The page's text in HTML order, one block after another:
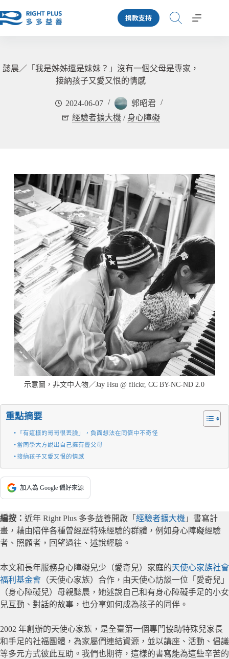
至
容
捐款支持
懿晨／「我是姊姊還是妹妹？」沒有一個父母是專家，
接納孩子又愛又恨的情感
2024-06-07
郭昭君
經驗者擴大機 / 身心障礙
示意圖，非文中人物／Jay Hsu @ flickr, CC BY-NC-ND 2.0
重點摘要
「有這樣的哥哥很丟臉」，負面想法在同儕中不奇怪
當同學大方說出自己擁有聾父母
接納孩子又愛又恨的情感
加入為 Google 偏好來源
編按： 近年 Right Plus 多多益善開啟「 經驗者擴大機 」書寫計
畫，藉由陪伴各種曾經歷特殊經驗的群體，例如身心障礙經驗
者、照顧者，回望過往、述說經驗。
本文和長年服務身心障礙兒少（愛奇兒）家庭的天使心家族社會
福利基金會 （天使心家族）合作，由天使心訪談一位「愛奇兒」
（身心障礙兒）母親懿晨，她述說自己和有身心障礙手足的小女
兒互動、對話的故事，也分享如何成為孩子的同伴。
2002 年創辦的天使心家族，是全臺第一個專門協助特殊兒家長
和手足的社福團體，為家屬們連結資源，並以講座、活動、倡議
等多元方式彼此互助。我們也期待，這樣的書寫能為這些辛苦的